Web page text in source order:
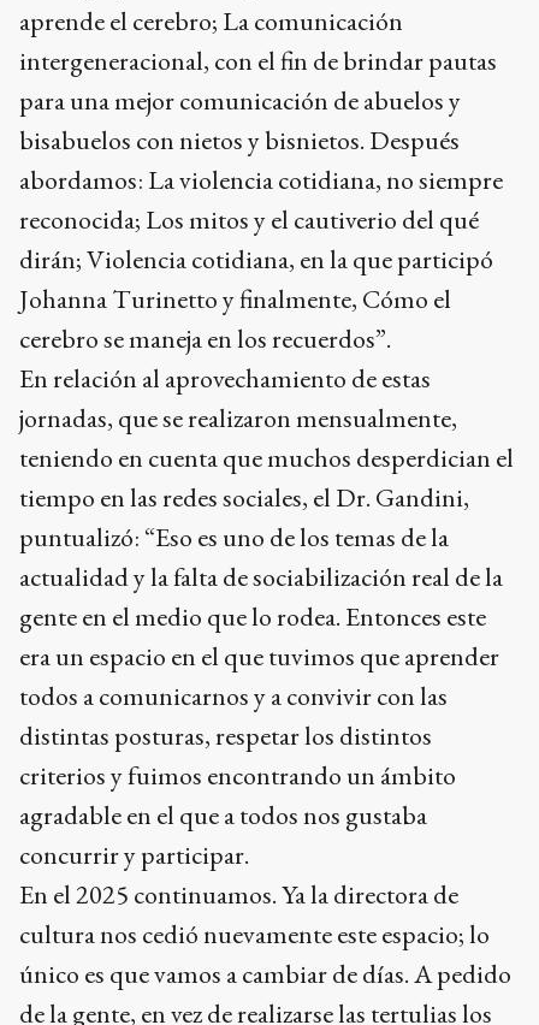
aprende el cerebro; La comunicación
intergeneracional, con el fin de brindar pautas
para una mejor comunicación de abuelos y
bisabuelos con nietos y bisnietos. Después
abordamos: La violencia cotidiana, no siempre
reconocida; Los mitos y el cautiverio del qué
dirán; Violencia cotidiana, en la que participó
Johanna Turinetto y finalmente, Cómo el
cerebro se maneja en los recuerdos”.
En relación al aprovechamiento de estas
jornadas, que se realizaron mensualmente,
teniendo en cuenta que muchos desperdician el
tiempo en las redes sociales, el Dr. Gandini,
puntualizó: “Eso es uno de los temas de la
actualidad y la falta de sociabilización real de la
gente en el medio que lo rodea. Entonces este
era un espacio en el que tuvimos que aprender
todos a comunicarnos y a convivir con las
distintas posturas, respetar los distintos
criterios y fuimos encontrando un ámbito
agradable en el que a todos nos gustaba
concurrir y participar.
En el 2025 continuamos. Ya la directora de
cultura nos cedió nuevamente este espacio; lo
único es que vamos a cambiar de días. A pedido
de la gente, en vez de realizarse las tertulias los